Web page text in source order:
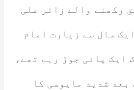
رکھنے والے زائر علی
سال سے زیارت امام
ایک پائی جوڑ رہے تھے،
بعد شدید مایوسی کا